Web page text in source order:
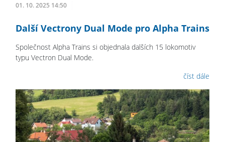
01. 10. 2025 14:50
Další Vectrony Dual Mode pro Alpha Trains
Společnost Alpha Trains si objednala dalších 15 lokomotiv
typu Vectron Dual Mode.
číst dále